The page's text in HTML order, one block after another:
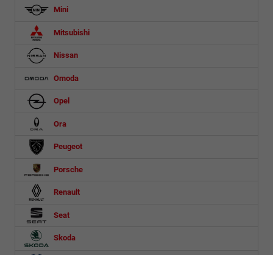
Mini
Mitsubishi
Nissan
Omoda
Opel
Ora
Peugeot
Porsche
Renault
Seat
Skoda